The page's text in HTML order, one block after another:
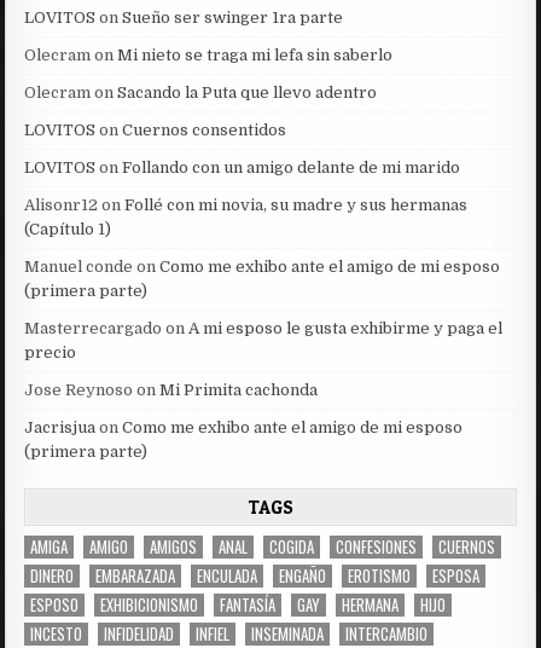
LOVITOS onSueño ser swinger 1ra parte
Olecram onMi nieto se traga mi lefa sin saberlo
Olecram onSacando la Puta que llevo adentro
LOVITOS onCuernos consentidos
LOVITOS onFollando con un amigo delante de mi marido
Alisonr12 onFollé con mi novia, su madre y sus hermanas
(Capítulo 1)
Manuel conde onComo me exhibo ante el amigo de mi esposo
(primera parte)
Masterrecargado onA mi esposo le gusta exhibirme y paga el
precio
Jose Reynoso onMi Primita cachonda
Jacrisjua onComo me exhibo ante el amigo de mi esposo
(primera parte)
TAGS
AMIGA AMIGO AMIGOS ANAL COGIDA CONFESIONES
CUERNOS
DINERO
EMBARAZADA ENCULADA ENGAÑO EROTISMO
ESPOSA
ESPOSO
EXHIBICIONISMO FANTASÍA GAY HERMANA
HIJO
INCESTO
INFIDELIDAD INFIEL INSEMINADA
INTERCAMBIO